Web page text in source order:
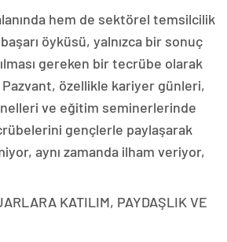
hem de sektörel temsilcilik
başarı öyküsü, yalnızca bir sonuç
gereken bir tecrübe olarak
özellikle kariyer günleri,
ve eğitim seminerlerinde
gençlerle paylaşarak
aynı zamanda ilham veriyor,
KATILIM, PAYDAŞLIK VE